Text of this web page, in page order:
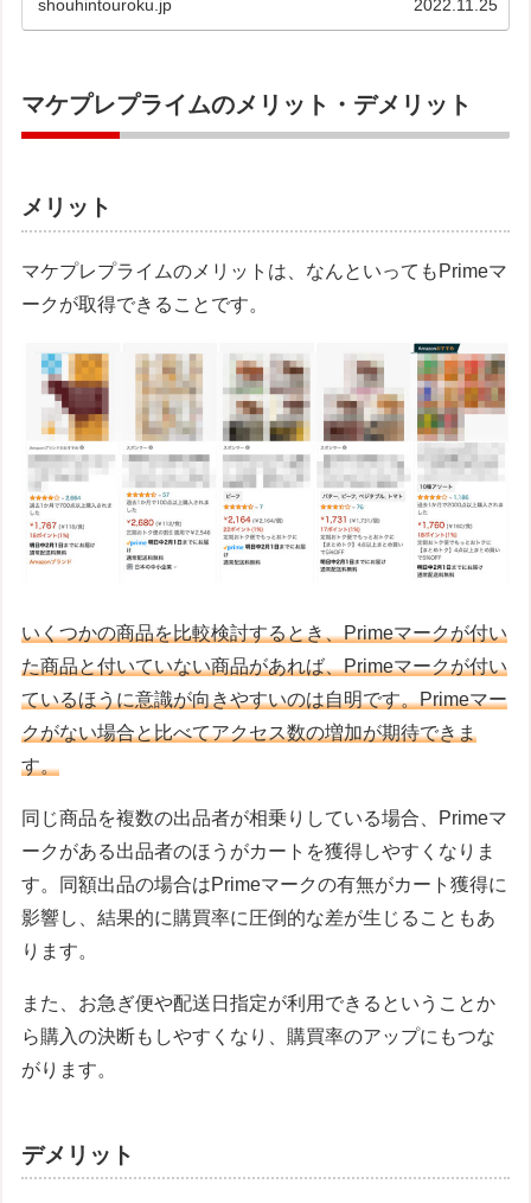
shouhintouroku.jp 2022.11.25
マケプレプライムのメリット・デメリット
メリット
マケプレプライムのメリットは、なんといってもPrimeマ
ークが取得できることです。
いくつかの商品を比較検討するとき、Primeマークが付い
た商品と付いていない商品があれば、Primeマークが付い
ているほうに意識が向きやすいのは自明です。Primeマー
クがない場合と比べてアクセス数の増加が期待できま
す。
同じ商品を複数の出品者が相乗りしている場合、Primeマ
ークがある出品者のほうがカートを獲得しやすくなりま
す。同額出品の場合はPrimeマークの有無がカート獲得に
影響し、結果的に購買率に圧倒的な差が生じることもあ
ります。
また、お急ぎ便や配送日指定が利用できるということか
ら購入の決断もしやすくなり、購買率のアップにもつな
がります。
デメリット